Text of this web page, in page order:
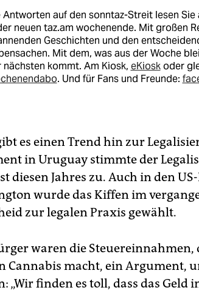
Antworten auf den sonntaz-Streit lesen Sie
neuen taz.am wochenende. Mit großen
Geschichten und den
Mit dem, was aus der Woche
nächsten kommt. Am Kiosk, eKioskoder
. Und für Fans und Freunde:
es einen Trend hin zur
in Uruguay stimmte der
diesen Jahres zu. Auch in den
wurde das Kiffen im
zur legalen Praxis gewählt.
waren die Steuereinnahmen,
Cannabis macht, ein Argument,
„Wir finden es toll, dass das Geld